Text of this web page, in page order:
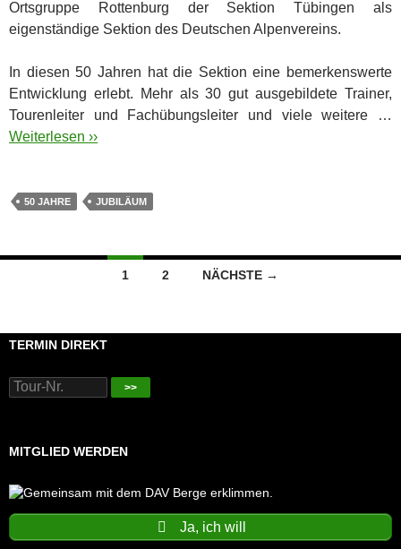
Ortsgruppe Rottenburg der Sektion Tübingen als
eigenständige Sektion des Deutschen Alpenvereins.
In diesen 50 Jahren hat die Sektion eine bemerkenswerte
Entwicklung erlebt. Mehr als 30 gut ausgebildete Trainer,
Tourenleiter und Fachübungsleiter und viele weitere …
Weiterlesen ››
50 JAHRE JUBILÄUM
Beitragsnavigation
1 2 NÄCHSTE →
TERMIN DIREKT
>>
MITGLIED WERDEN
Ja, ich will